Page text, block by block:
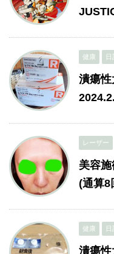
健康
潰瘍性
レーザー
美容
(通算8
健康
潰瘍性